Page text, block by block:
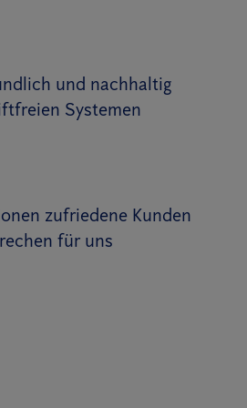
und nachhaltig
Systemen
zufriedene Kunden
für uns